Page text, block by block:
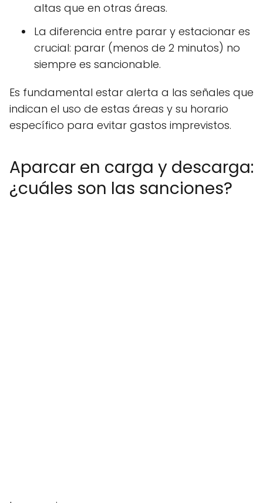
altas que en otras áreas.
La diferencia entre parar y estacionar es
crucial: parar (menos de 2 minutos) no
siempre es sancionable.
Es fundamental estar alerta a las señales que
indican el uso de estas áreas y su horario
específico para evitar gastos imprevistos.
Aparcar en carga y descarga:
¿cuáles son las sanciones?